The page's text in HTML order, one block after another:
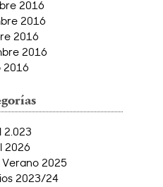
2016
2016
2016
2016
2016
2.023
2026
2025
2023/24